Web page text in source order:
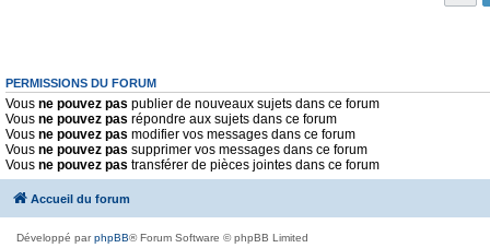
PERMISSIONS DU FORUM
Vous ne pouvez pas publier de nouveaux sujets dans ce forum
Vous ne pouvez pas répondre aux sujets dans ce forum
Vous ne pouvez pas modifier vos messages dans ce forum
Vous ne pouvez pas supprimer vos messages dans ce forum
Vous ne pouvez pas transférer de pièces jointes dans ce forum
Accueil du forum
Développé parphpBB® Forum Software © phpBB Limited